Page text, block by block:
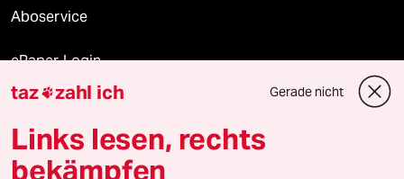
Aboservice
ePaper Login
Downloads für Abonnierende
taz zahl ich Gerade nicht
Links lesen, rechts
bekämpfen